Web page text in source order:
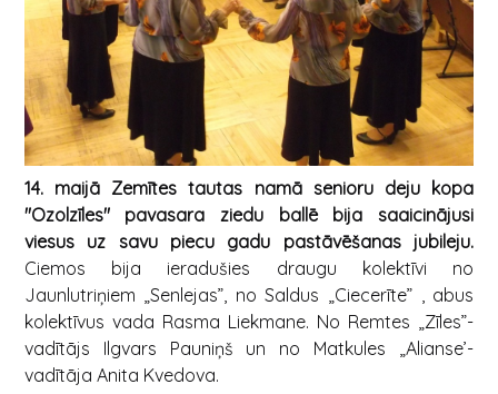
14. maijā Zemītes tautas namā senioru deju kopa
"Ozolzīles" pavasara ziedu ballē bija saaicinājusi
viesus uz savu piecu gadu pastāvēšanas jubileju.
Ciemos bija ieradušies draugu kolektīvi no
Jaunlutriņiem „Senlejas”, no Saldus „Ciecerīte” , abus
kolektīvus vada Rasma Liekmane. No Remtes „Zīles”-
vadītājs Ilgvars Pauniņš un no Matkules „Alianse’-
vadītāja Anita Kvedova.